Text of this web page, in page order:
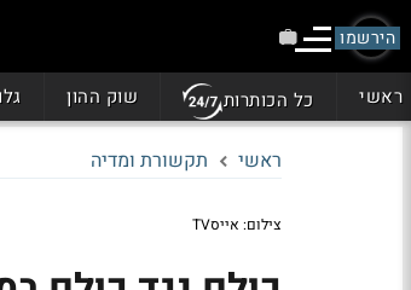
הירשמו
ראשי כל הכותרות שוק ההון
ראשי תקשורת ומדיה
צילום: אייסTV